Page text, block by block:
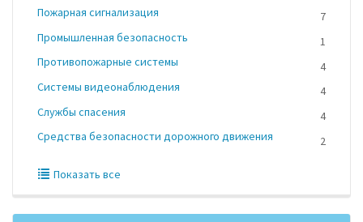
Пожарная сигнализация
7
Промышленная безопасность
1
Противопожарные системы
4
Системы видеонаблюдения
4
Службы спасения
4
Средства безопасности дорожного движения
2
Показать все